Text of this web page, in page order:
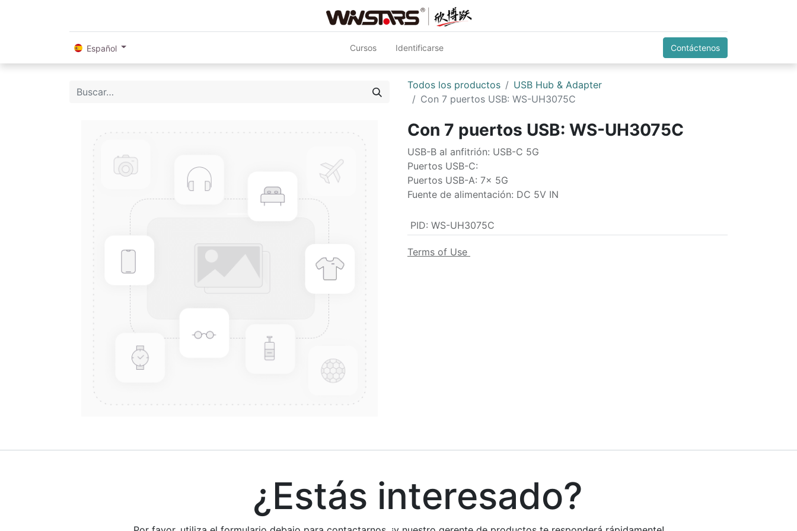
Español Cursos Identificarse Contáctenos
Todos los productos
USB Hub & Adapter
Con 7 puertos USB: WS-UH3075C
Con 7 puertos USB: WS-UH3075C
USB-B al anfitrión: USB-C 5G
Puertos USB-C:
Puertos USB-A: 7x 5G
Fuente de alimentación: DC 5V IN
PID: WS-UH3075C
Terms of Use
¿Estás interesado?